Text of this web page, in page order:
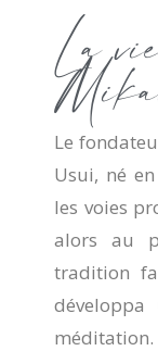
La
Le
Usui, né
les voies
alors au
tradition